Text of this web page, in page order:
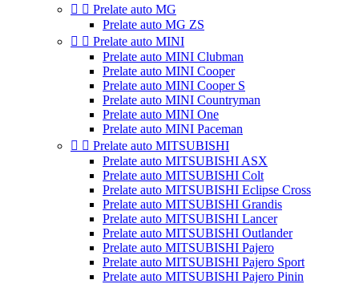
  Prelate auto MG
Prelate auto MG ZS
  Prelate auto MINI
Prelate auto MINI Clubman
Prelate auto MINI Cooper
Prelate auto MINI Cooper S
Prelate auto MINI Countryman
Prelate auto MINI One
Prelate auto MINI Paceman
  Prelate auto MITSUBISHI
Prelate auto MITSUBISHI ASX
Prelate auto MITSUBISHI Colt
Prelate auto MITSUBISHI Eclipse Cross
Prelate auto MITSUBISHI Grandis
Prelate auto MITSUBISHI Lancer
Prelate auto MITSUBISHI Outlander
Prelate auto MITSUBISHI Pajero
Prelate auto MITSUBISHI Pajero Sport
Prelate auto MITSUBISHI Pajero Pinin